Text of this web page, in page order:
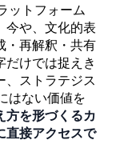
ットフォーム
今や、 文化的表
・ 再解釈 ・ 共有
だけでは捉えき
ストラテジス
はない価値を
方を形づくるカ
直接アクセスで